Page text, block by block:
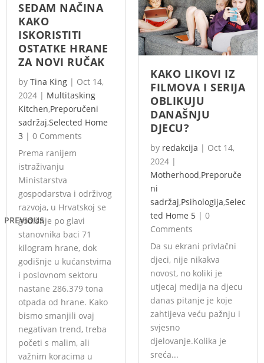
PREVIOUS
SEDAM NAČINA
KAKO
ISKORISTITI
OSTATKE HRANE
ZA NOVI RUČAK
by Tina King | Oct 14,
2024 | Multitasking
Kitchen,Preporučeni
sadržaj,Selected Home
3 | 0 Comments
Prema ranijem
istraživanju
Ministarstva
gospodarstva i održivog
razvoja, u Hrvatskoj se
godišnje po glavi
stanovnika baci 71
kilogram hrane, dok
godišnje u kućanstvima
i poslovnom sektoru
nastane 286.379 tona
otpada od hrane. Kako
bismo smanjili ovaj
negativan trend, treba
početi s malim, ali
važnim koracima u
KAKO LIKOVI IZ
FILMOVA I SERIJA
OBLIKUJU
DANAŠNJU
DJECU?
by redakcija | Oct 14,
2024 |
Motherhood,Preporuče
ni
sadržaj,Psihologija,Selec
ted Home 5 | 0
Comments
Da su ekrani privlačni
djeci, nije nikakva
novost, no koliki je
utjecaj medija na djecu
danas pitanje je koje
zahtijeva veću pažnju i
svjesno
djelovanje.Kolika je
sreća...